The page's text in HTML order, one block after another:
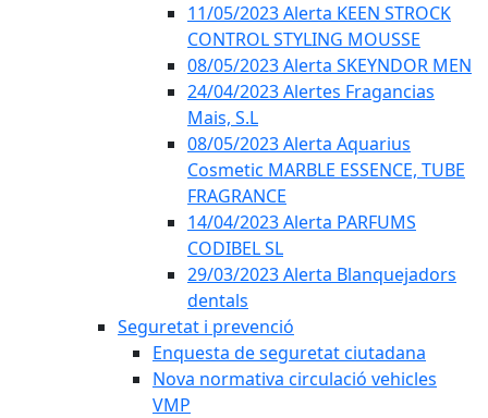
11/05/2023 Alerta KEEN STROCK
CONTROL STYLING MOUSSE
08/05/2023 Alerta SKEYNDOR MEN
24/04/2023 Alertes Fragancias
Mais, S.L
08/05/2023 Alerta Aquarius
Cosmetic MARBLE ESSENCE, TUBE
FRAGRANCE
14/04/2023 Alerta PARFUMS
CODIBEL SL
29/03/2023 Alerta Blanquejadors
dentals
Seguretat i prevenció
Enquesta de seguretat ciutadana
Nova normativa circulació vehicles
VMP